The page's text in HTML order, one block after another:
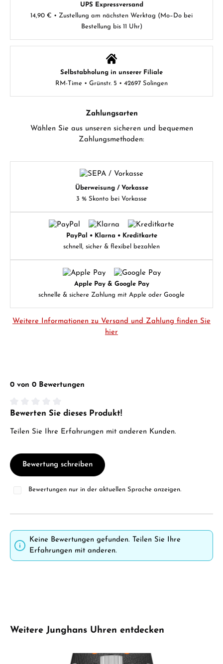
UPS Expressversand
14,90 € • Zustellung am nächsten Werktag (Mo–Do bei
Bestellung bis 11 Uhr)
Selbstabholung in unserer Filiale
RM-Time • Grünstr. 5 • 42697 Solingen
Zahlungsarten
Wählen Sie aus unseren sicheren und bequemen
Zahlungsmethoden:
Überweisung / Vorkasse
3 % Skonto bei Vorkasse
PayPal • Klarna • Kreditkarte
schnell, sicher & flexibel bezahlen
Apple Pay & Google Pay
schnelle & sichere Zahlung mit Apple oder Google
Weitere Informationen zu Versand und Zahlung finden Sie
hier
0 von 0 Bewertungen
Durchschnittliche Bewertung von 0 von 5 Sternen
Bewerten Sie dieses Produkt!
Teilen Sie Ihre Erfahrungen mit anderen Kunden.
Bewertung schreiben
Bewertungen nur in der aktuellen Sprache anzeigen.
Keine Bewertungen gefunden. Teilen Sie Ihre
Erfahrungen mit anderen.
Produktgalerie überspringen
Weitere Junghans Uhren entdecken